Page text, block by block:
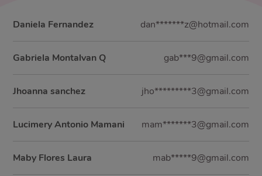
Daniela Fernandez dan*******z@hotmail.com
Gabriela Montalvan Q gab***9@gmail.com
Jhoanna sanchez jho*********3@gmail.com
Lucimery Antonio Mamani mam*******3@gmail.com
Maby Flores Laura mab*****9@gmail.com